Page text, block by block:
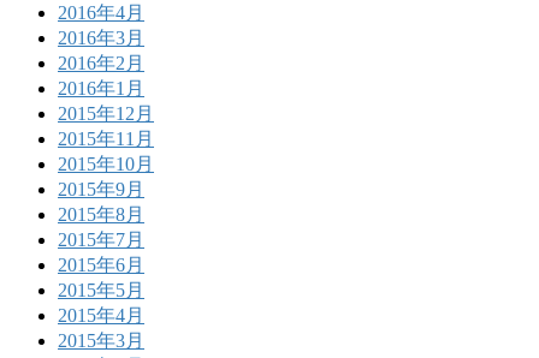
2016年4月
2016年3月
2016年2月
2016年1月
2015年12月
2015年11月
2015年10月
2015年9月
2015年8月
2015年7月
2015年6月
2015年5月
2015年4月
2015年3月